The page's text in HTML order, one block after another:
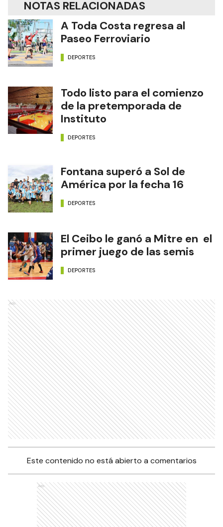
NOTAS RELACIONADAS
A Toda Costa regresa al
Paseo Ferroviario
DEPORTES
Todo listo para el comienzo
de la pretemporada de
Instituto
DEPORTES
Fontana superó a Sol de
América por la fecha 16
DEPORTES
El Ceibo le ganó a Mitre en el
primer juego de las semis
DEPORTES
Ads
Este contenido no está abierto a comentarios
Ads